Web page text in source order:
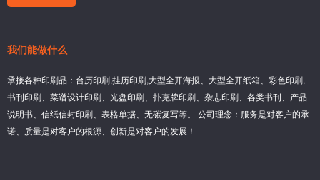
我们能做什么
承接各种印刷品：台历印刷,挂历印刷,大型全开海报、大型全开纸箱、彩色印刷,
书刊印刷、菜谱设计印刷、光盘印刷、扑克牌印刷、杂志印刷、各类书刊、产品
说明书、信纸信封印刷、表格单据、无碳复写等。 公司理念：服务是对客户的承
诺、质量是对客户的根源、创新是对客户的发展！